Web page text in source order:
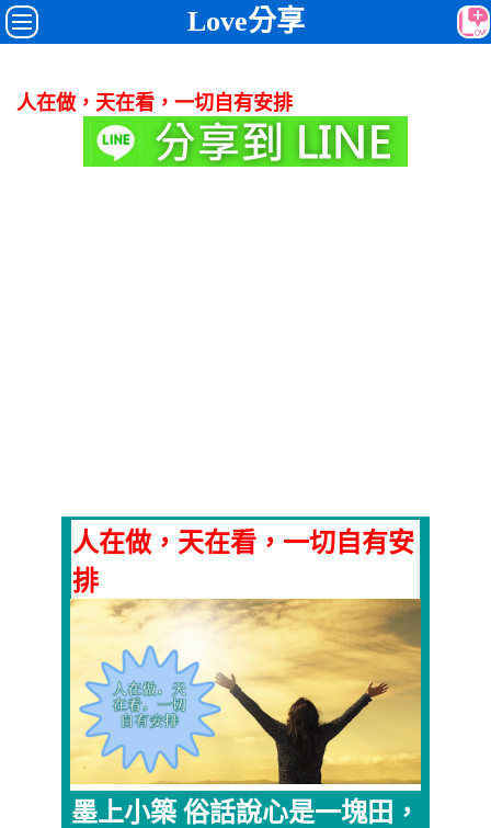
Love分享
人在做，天在看，一切自有安排
人在做，天在看，一切自有安
排
墨上小築 俗話說心是一塊田，